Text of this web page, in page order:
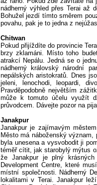
nádherný výhled přes Terai až
Bohužel jezdí tímto směrem
povahu, pak je to jedna z
Chitwan
Pokud přijíždíte do provincie
brzy zklamáni. Místo toho
atrakcí Nepálu. Jedná se o
nádherný královský národní
nepálských aristokratů. Dnes
jeleni, lenochodi, leopardi,
Pravděpodobně největším
může k tomuto účelu využít
průvodcem. Dávejte pozor na
Janakpur
Janakpur je zajímavým
Město má náboženský význam,
byla unesena a vysvobodit ji
téměř cítit, jak starobylý mýtus
že Janakpur je plný
Development Centre, které
místní společnosti. Nádherný
lokalitami v Terai. Janakpur